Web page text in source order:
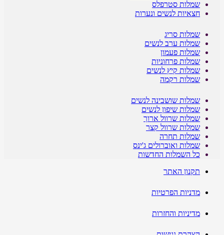
שמלות סטרפלס
חצאיות לנשים ונערות
שמלות סריג
שמלות ערב לנשים
שמלות פעמון
שמלות פרחוניות
שמלות קיץ לנשים
שמלות רקמה
שמלות שושבינה לנשים
שמלות שיפון לנשים
שמלות שרוול ארוך
שמלות שרוול קצר
שמלות תחרה
שמלות ואוברולים ג'ינס
כל השמלות החדשות
תקנון האתר
מדניות הפרטיות
מדיניות והחזרות